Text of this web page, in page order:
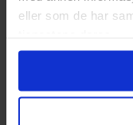
eller som de har
Forfattere
Sjanger